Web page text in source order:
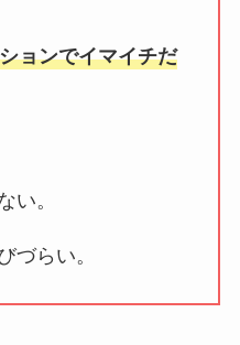
ョンでイマイチだ
い。
づらい。